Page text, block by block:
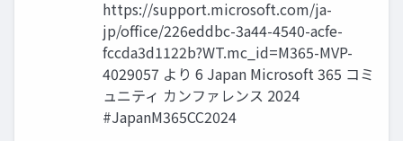
https://support.microsoft.com/ja-
jp/office/226eddbc-3a44-4540-acfe-
fccda3d1122b?WT.mc_id=M365-MVP-
4029057 より 6 Japan Microsoft 365 コミ
ュニティ カンファレンス 2024
#JapanM365CC2024